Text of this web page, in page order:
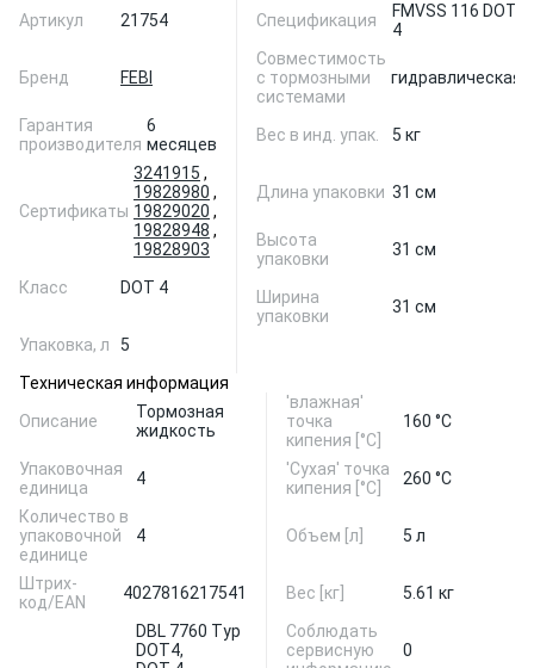
Артикул
21754
Бренд FEBI
Гарантия
производителя
6
месяцев
Сертификаты
3241915 ,
19828980 ,
19829020 ,
19828948 ,
19828903
Класс
DOT 4
Упаковка, л 5
Спецификация
FMVSS 116 DOT
4
Совместимость
с тормозными
системами
гидравлическая
Вес в инд. упак. 5 кг
Длина упаковки 31 см
Высота
упаковки
31 см
Ширина
упаковки
31 см
Техническая информация
Описание
Тормозная
жидкость
Упаковочная
единица
4
Количество в
упаковочной
единице
4
Штрих-
код/EAN
4027816217541
DBL 7760 Typ
DOT4,
'влажная'
точка
кипения [°C]
160 °С
'Сухая' точка
кипения [°C]
260 °С
Объем [л] 5 л
Вес [кг]
5.61 кг
Соблюдать
сервисную
0